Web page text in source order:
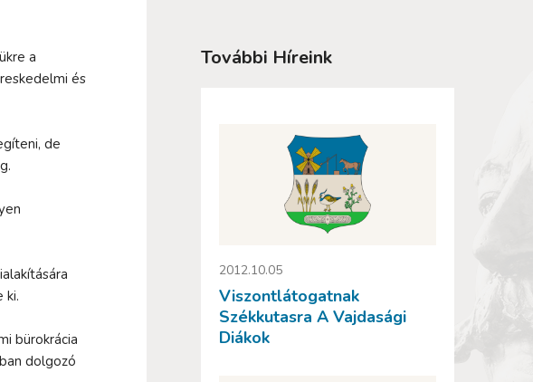
a
és
de
ki.
bürokrácia
dolgozó
További Híreink
2012.10.05
Viszontlátogatnak
Székkutasra A Vajdasági
Diákok